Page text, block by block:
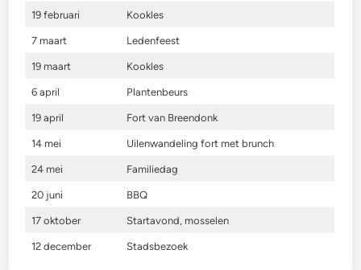
19 februari Kookles
7 maart Ledenfeest
19 maart Kookles
6 april Plantenbeurs
19 april Fort van Breendonk
14 mei Uilenwandeling fort met brunch
24 mei Familiedag
20 juni BBQ
17 oktober Startavond, mosselen
12 december Stadsbezoek